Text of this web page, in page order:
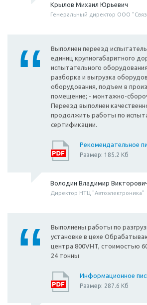
Крылов Михаил Юрьевич
Генеральный директор ООО
Выполнен переезд
единиц крупногабаритного
испытательного
разборка и выгрузка
оборудования, подъем в
помещение; - монтажно-
Переезд выполнен
продолжить работы по
сертификации.
Рекомендательное
Размер: 185.2 Кб
Володин Владимир
Директор НТЦ "Автоэлектроника"
Выполнены работы по
установке в цехе
центра 800VHT, стоимостью
24 тонны
Информационное
Размер: 287.6 Кб